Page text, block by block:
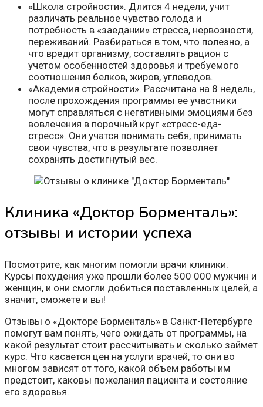
«Школа стройности». Длится 4 недели, учит
различать реальное чувство голода и
потребность в «заедании» стресса, нервозности,
переживаний. Разбираться в том, что полезно, а
что вредит организму, составлять рацион с
учетом особенностей здоровья и требуемого
соотношения белков, жиров, углеводов.
«Академия стройности». Рассчитана на 8 недель,
после прохождения программы ее участники
могут справляться с негативными эмоциями без
вовлечения в порочный круг «стресс-еда-
стресс». Они учатся понимать себя, принимать
свои чувства, что в результате позволяет
сохранять достигнутый вес.
Клиника «Доктор Борменталь»:
отзывы и истории успеха
Посмотрите, как многим помогли врачи клиники.
Курсы похудения уже прошли более 500 000 мужчин и
женщин, и они смогли добиться поставленных целей, а
значит, сможете и вы!
Отзывы о «Докторе Борменталь» в Санкт-Петербурге
помогут вам понять, чего ожидать от программы, на
какой результат стоит рассчитывать и сколько займет
курс. Что касается цен на услуги врачей, то они во
многом зависят от того, какой объем работы им
предстоит, каковы пожелания пациента и состояние
его здоровья.